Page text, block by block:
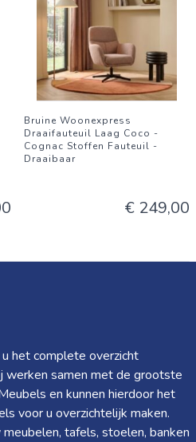
Bruine Woonexpress
Draaifauteuil Laag Coco -
Cognac Stoffen Fauteuil -
Draaibaar
€ 249,00
het complete overzicht
werken samen met de grootste
en kunnen hierdoor het
voor u overzichtelijk maken.
tafels, stoelen, banken